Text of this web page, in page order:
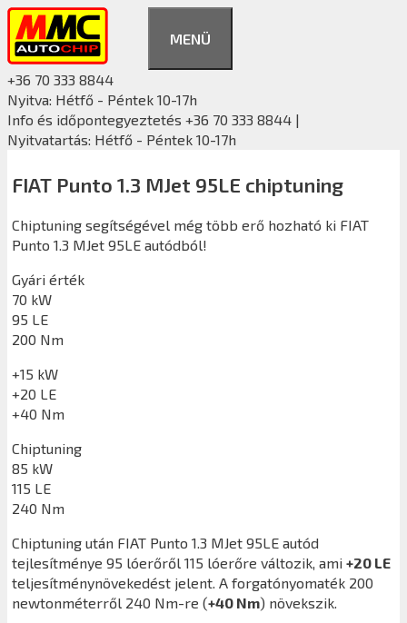
Kilépés
tartalomba
MENÜ
+36 70 333 8844
Nyitva: Hétfő - Péntek 10-17h
Info és időpontegyeztetés +36 70 333 8844 |
Nyitvatartás: Hétfő - Péntek 10-17h
FIAT Punto 1.3 MJet 95LE chiptuning
Chiptuning segítségével még több erő hozható ki FIAT
Punto 1.3 MJet 95LE autódból!
Gyári érték
70 kW
95 LE
200 Nm
+15 kW
+20 LE
+40 Nm
Chiptuning
85 kW
115 LE
240 Nm
Chiptuning után FIAT Punto 1.3 MJet 95LE autód
tejlesítménye 95 lóerőről 115 lóerőre változik, ami +20 LE
teljesítménynövekedést jelent. A forgatónyomaték 200
newtonméterről 240 Nm-re (+40 Nm) növekszik.